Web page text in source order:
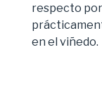
respecto
en el viñedo.